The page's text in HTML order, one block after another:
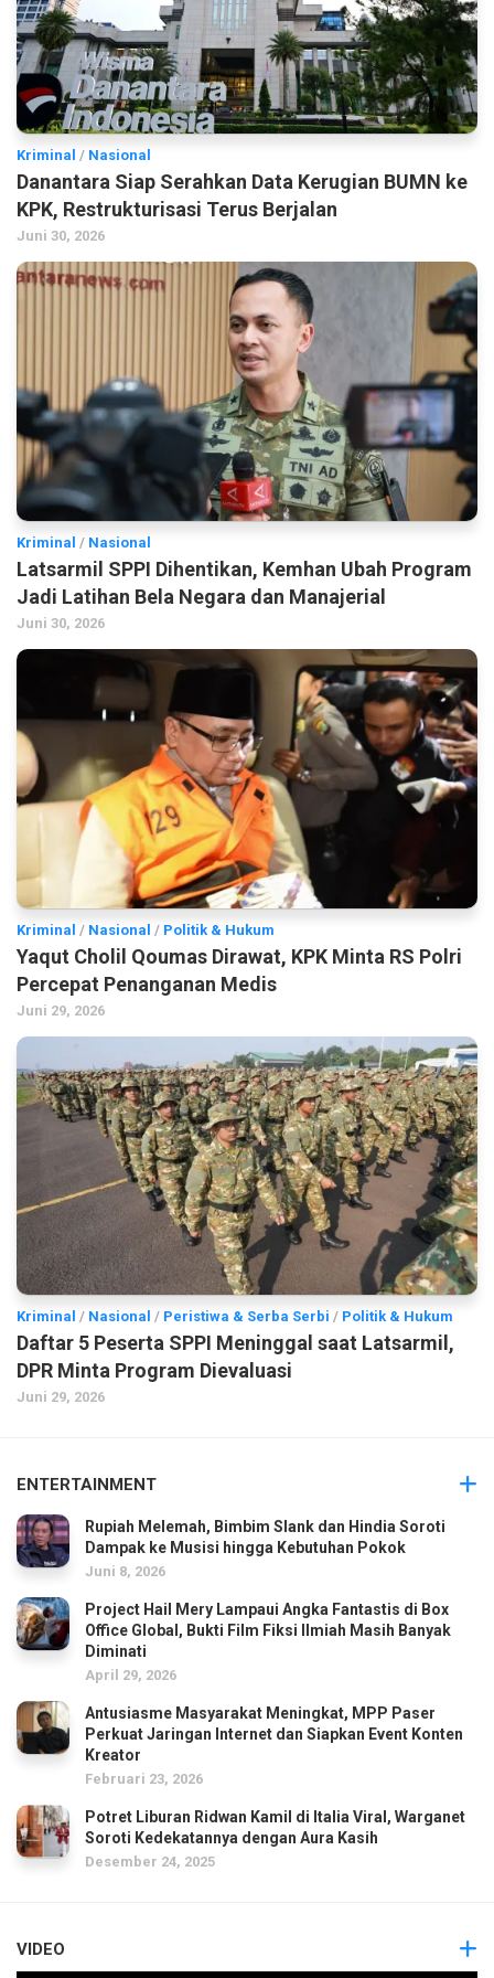
Kriminal / Nasional
Danantara Siap Serahkan Data Kerugian BUMN ke
KPK, Restrukturisasi Terus Berjalan
Juni 30, 2026
Kriminal / Nasional
Latsarmil SPPI Dihentikan, Kemhan Ubah Program
Jadi Latihan Bela Negara dan Manajerial
Juni 30, 2026
Kriminal / Nasional / Politik & Hukum
Yaqut Cholil Qoumas Dirawat, KPK Minta RS Polri
Percepat Penanganan Medis
Juni 29, 2026
Kriminal / Nasional / Peristiwa & Serba Serbi / Politik & Hukum
Daftar 5 Peserta SPPI Meninggal saat Latsarmil,
DPR Minta Program Dievaluasi
Juni 29, 2026
ENTERTAINMENT
Rupiah Melemah, Bimbim Slank dan Hindia Soroti
Dampak ke Musisi hingga Kebutuhan Pokok
Juni 8, 2026
Project Hail Mery Lampaui Angka Fantastis di Box
Office Global, Bukti Film Fiksi Ilmiah Masih Banyak
Diminati
April 29, 2026
Antusiasme Masyarakat Meningkat, MPP Paser
Perkuat Jaringan Internet dan Siapkan Event Konten
Kreator
Februari 23, 2026
Potret Liburan Ridwan Kamil di Italia Viral, Warganet
Soroti Kedekatannya dengan Aura Kasih
Desember 24, 2025
VIDEO